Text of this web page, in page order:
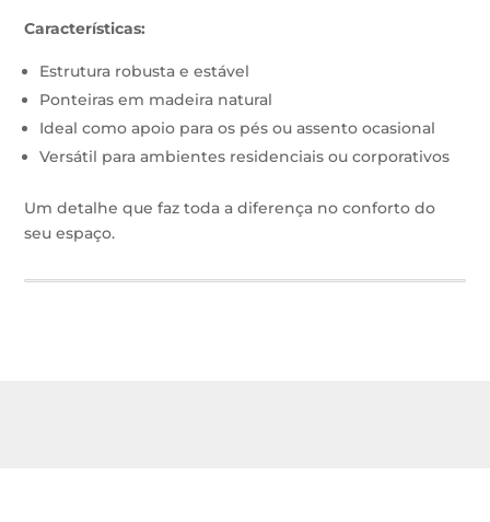
Características:
Estrutura robusta e estável
Ponteiras em madeira natural
Ideal como apoio para os pés ou assento ocasional
Versátil para ambientes residenciais ou corporativos
Um detalhe que faz toda a diferença no conforto do
seu espaço.